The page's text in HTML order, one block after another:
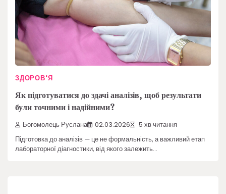
ЗДОРОВ'Я
Як підготуватися до здачі аналізів, щоб результати
були точними і надійними?
Богомолець Руслана 02.03.2026 5 хв читання
Підготовка до аналізів — це не формальність, а важливий етап
лабораторної діагностики, від якого залежить…